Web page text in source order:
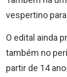
vespertino
O edital ainda
também no
partir de 14